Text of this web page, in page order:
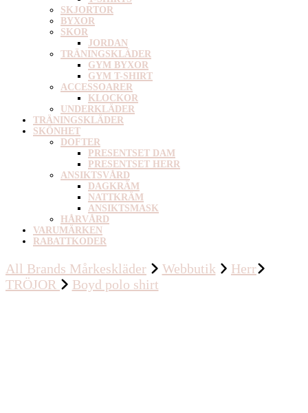
SKJORTOR
BYXOR
SKOR
JORDAN
TRÄNINGSKLÄDER
GYM BYXOR
GYM T-SHIRT
ACCESSOARER
KLOCKOR
UNDERKLÄDER
TRÄNINGSKLÄDER
SKÖNHET
DOFTER
PRESENTSET DAM
PRESENTSET HERR
ANSIKTSVÅRD
DAGKRÄM
NATTKRÄM
ANSIKTSMASK
HÅRVÅRD
VARUMÄRKEN
RABATTKODER
All Brands Mårkeskläder Webbutik
Herr
TRÖJOR
Boyd polo shirt